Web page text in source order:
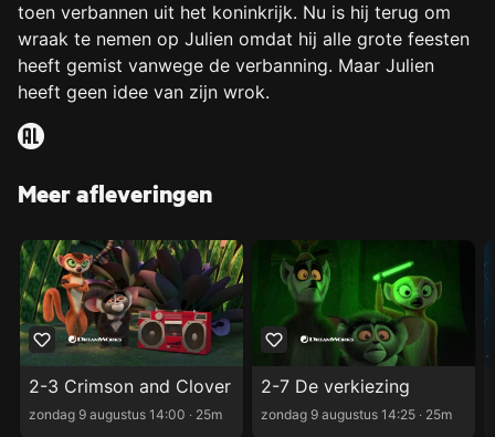
toen verbannen uit het koninkrijk. Nu is hij terug om
wraak te nemen op Julien omdat hij alle grote feesten
heeft gemist vanwege de verbanning. Maar Julien
heeft geen idee van zijn wrok.
Meer afleveringen
2-3 Crimson and Clover
zondag 9 augustus 14:00 ‧ 25m
2-7 De verkiezing
zondag 9 augustus 14:25 ‧ 25m